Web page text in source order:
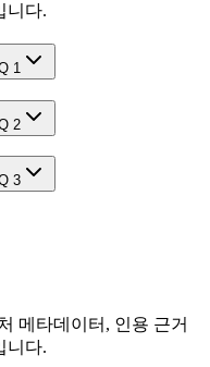
니다.
1
2
3
메타데이터, 인용 근거
니다.